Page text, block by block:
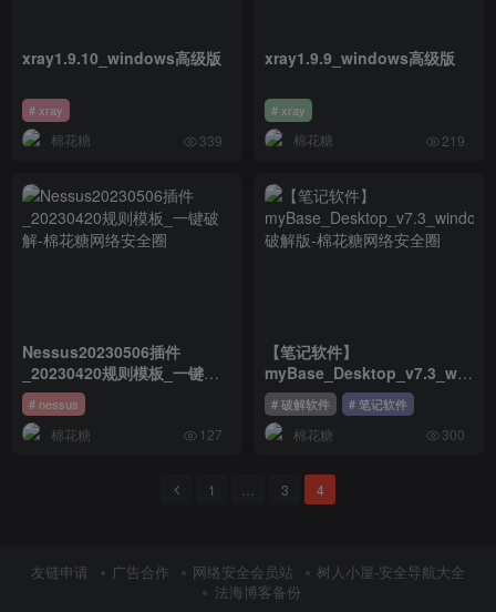
xray1.9.10_windows高级版
# xray
棉花糖 339
xray1.9.9_windows高级版
# xray
棉花糖 219
Nessus20230506插件
_20230420规则模板_一键破
解# nessus
棉花糖 127
【笔记软件】
破解版
# 破解软件 # 笔记软件
棉花糖 300
1 … 3 4
友链申请 广告合作 网络安全会员站
树人小屋-安全导航大全
法海博客备份